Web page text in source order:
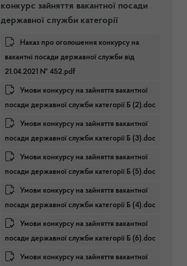
конкурс зайняття вакантної посади
державної служби категорії
Наказ про оголошення конкурсу на
вакантні посади державної служби від
21.04.2021 № 452.pdf
Умови конкурсу на зайняття вакантної
посади державної служби категорії Б (2).doc
Умови конкурсу на зайняття вакантної
посади державної служби категорії Б (3).doc
Умови конкурсу на зайняття вакантної
посади державної служби категорії Б (5).doc
Умови конкурсу на зайняття вакантної
посади державної служби категорії Б (4).doc
Умови конкурсу на зайняття вакантної
посади державної служби категорії Б (6).doc
Умови конкурсу на зайняття вакантної